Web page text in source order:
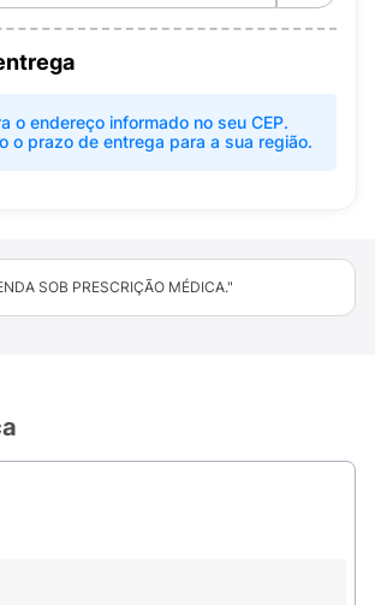
o endereço informado no seu CEP.
o prazo de entrega para a sua região.
SOB PRESCRIÇÃO MÉDICA."